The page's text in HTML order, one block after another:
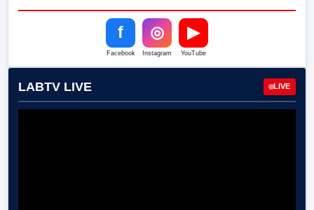
f
Facebook
◎
Instagram
▶
YouTube
LABTV LIVE LIVE